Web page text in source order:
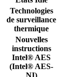
Technologies
de surveillance
thermique
Nouvelles
instructions
Intel® AES
(Intel® AES-
NI)